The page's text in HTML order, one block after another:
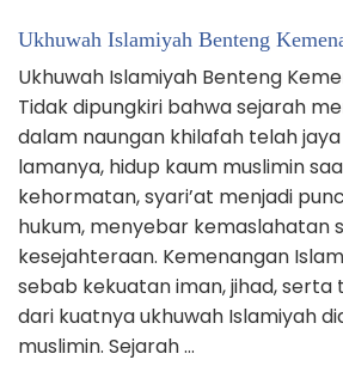
Ukhuwah Islamiyah Benteng
Ukhuwah Islamiyah Benteng
Tidak dipungkiri bahwa sejarah
dalam naungan khilafah telah
lamanya, hidup kaum muslimin
kehormatan, syari’at menjadi
hukum, menyebar kemaslahatan
kesejahteraan. Kemenangan
sebab kekuatan iman, jihad, serta
dari kuatnya ukhuwah Islamiyah
muslimin. Sejarah …